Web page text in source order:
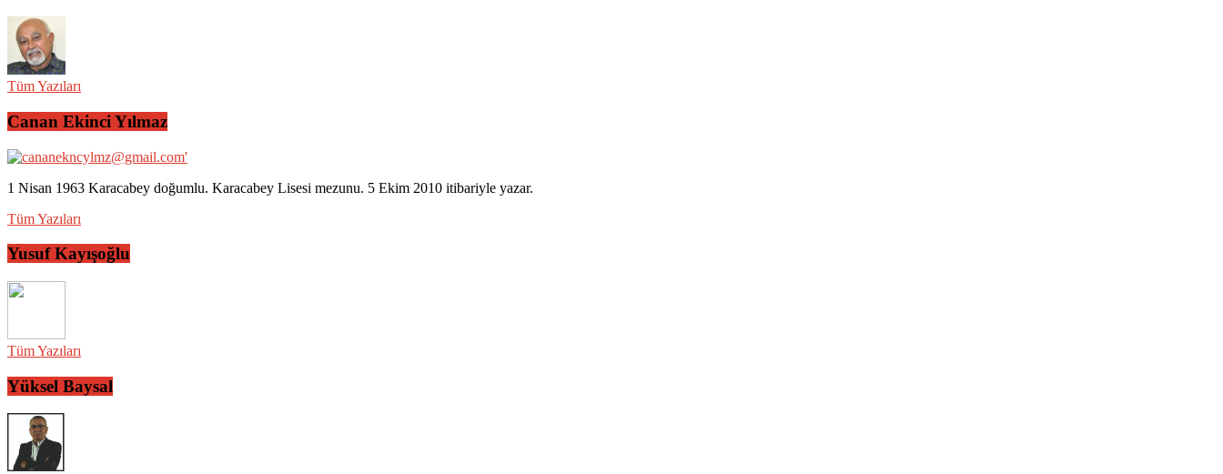
Tüm Yazıları
Canan Ekinci Yılmaz
1 Nisan 1963 Karacabey doğumlu. Karacabey Lisesi mezunu. 5 Ekim 2010 itibariyle yazar.
Tüm Yazıları
Yusuf Kayışoğlu
Tüm Yazıları
Yüksel Baysal